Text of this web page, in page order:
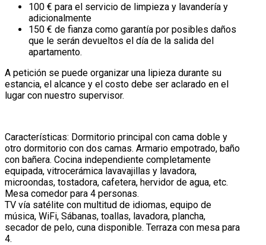
100 € para el servicio de limpieza y lavandería y
adicionalmente
150 € de fianza como garantía por posibles daños
que le serán devueltos el día de la salida del
apartamento.
A petición se puede organizar una lipieza durante su
estancia, el alcance y el costo debe ser aclarado en el
lugar con nuestro supervisor.
Características: Dormitorio principal con cama doble y
otro dormitorio con dos camas. Armario empotrado, baño
con bañera. Cocina independiente completamente
equipada, vitrocerámica lavavajillas y lavadora,
microondas, tostadora, cafetera, hervidor de agua, etc.
Mesa comedor para 4 personas.
TV vía satélite con multitud de idiomas, equipo de
música, WiFi, Sábanas, toallas, lavadora, plancha,
secador de pelo, cuna disponible. Terraza con mesa para
4.